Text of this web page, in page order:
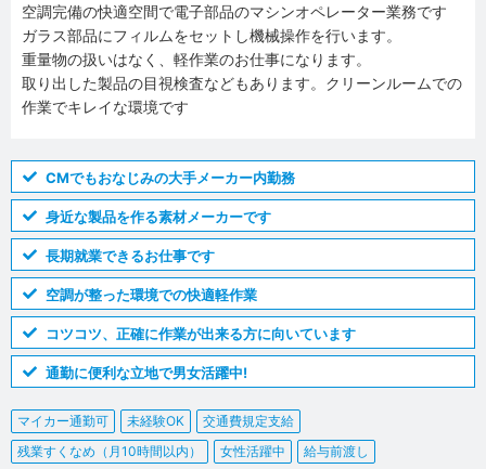
空調完備の快適空間で電子部品のマシンオペレーター業務です
ガラス部品にフィルムをセットし機械操作を行います。
重量物の扱いはなく、軽作業のお仕事になります。
取り出した製品の目視検査などもあります。クリーンルームでの
作業でキレイな環境です
CMでもおなじみの大手メーカー内勤務
身近な製品を作る素材メーカーです
長期就業できるお仕事です
空調が整った環境での快適軽作業
コツコツ、正確に作業が出来る方に向いています
通勤に便利な立地で男女活躍中!
マイカー通勤可 未経験OK
交通費規定支給
残業すくなめ（月10時間以内）
女性活躍中
給与前渡し